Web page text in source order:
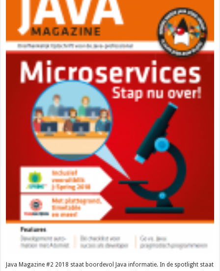
Java Magazine #2 2018 staat boordevol Java informatie. In de spotlight staat